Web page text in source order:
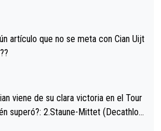
a Del Toro con calzador en posi
se van complicar el tour.
que no se meta con Cian Uijt
viene de su clara victoria en el Tour
superó?: 2.Staune-Mittet (Decathlon,